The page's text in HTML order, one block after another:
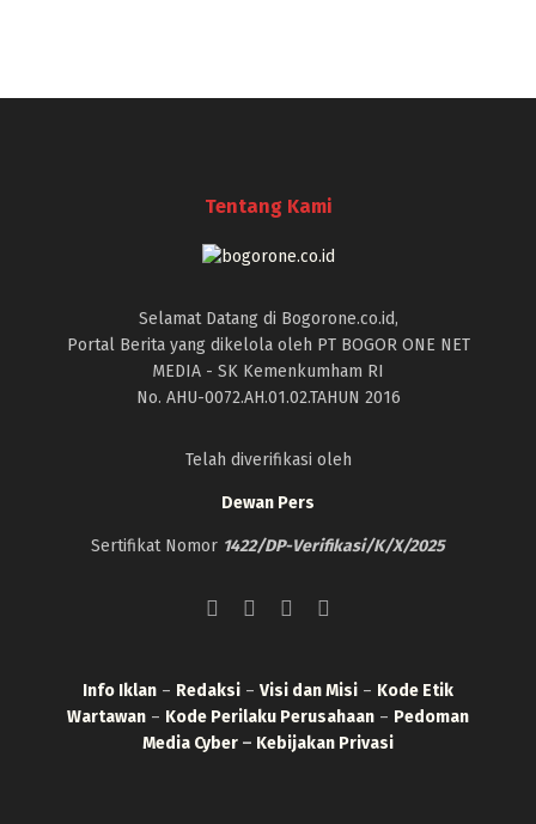
Tentang Kami
Selamat Datang di Bogorone.co.id,
Portal Berita yang dikelola oleh PT BOGOR ONE NET
MEDIA - SK Kemenkumham RI
No. AHU-0072.AH.01.02.TAHUN 2016
Telah diverifikasi oleh
Dewan Pers
Sertifikat Nomor 1422/DP-Verifikasi/K/X/2025
Info Iklan – Redaksi – Visi dan Misi – Kode Etik
Wartawan – Kode Perilaku Perusahaan – Pedoman
Media Cyber – Kebijakan Privasi